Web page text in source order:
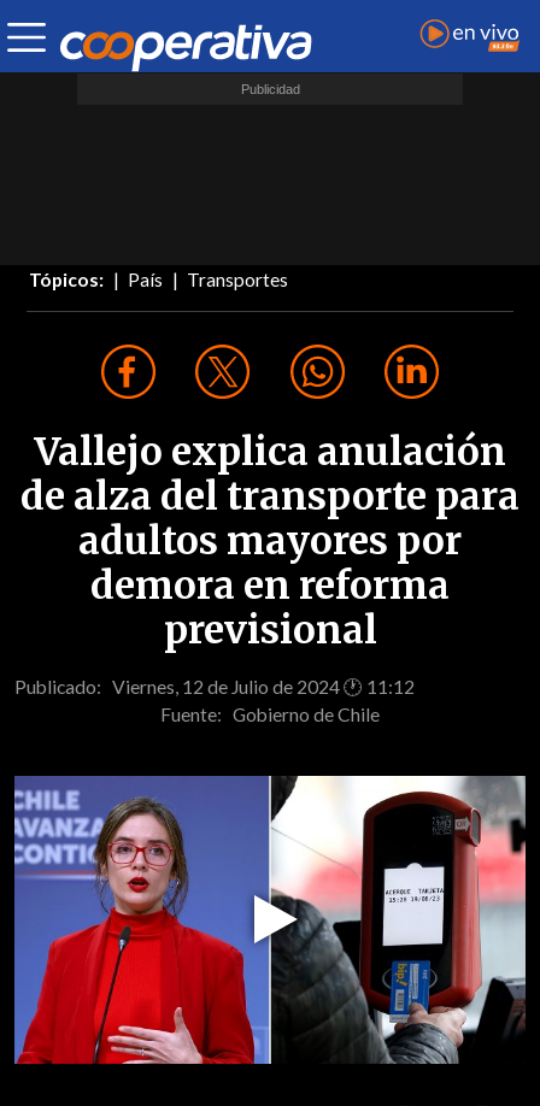
Tópicos: País Transportes
Vallejo explica anulación
de alza del transporte para
adultos mayores por
demora en reforma
previsional
Publicado: Viernes, 12 de Julio de 2024 🕐 11:12
Fuente: Gobierno de Chile
Video